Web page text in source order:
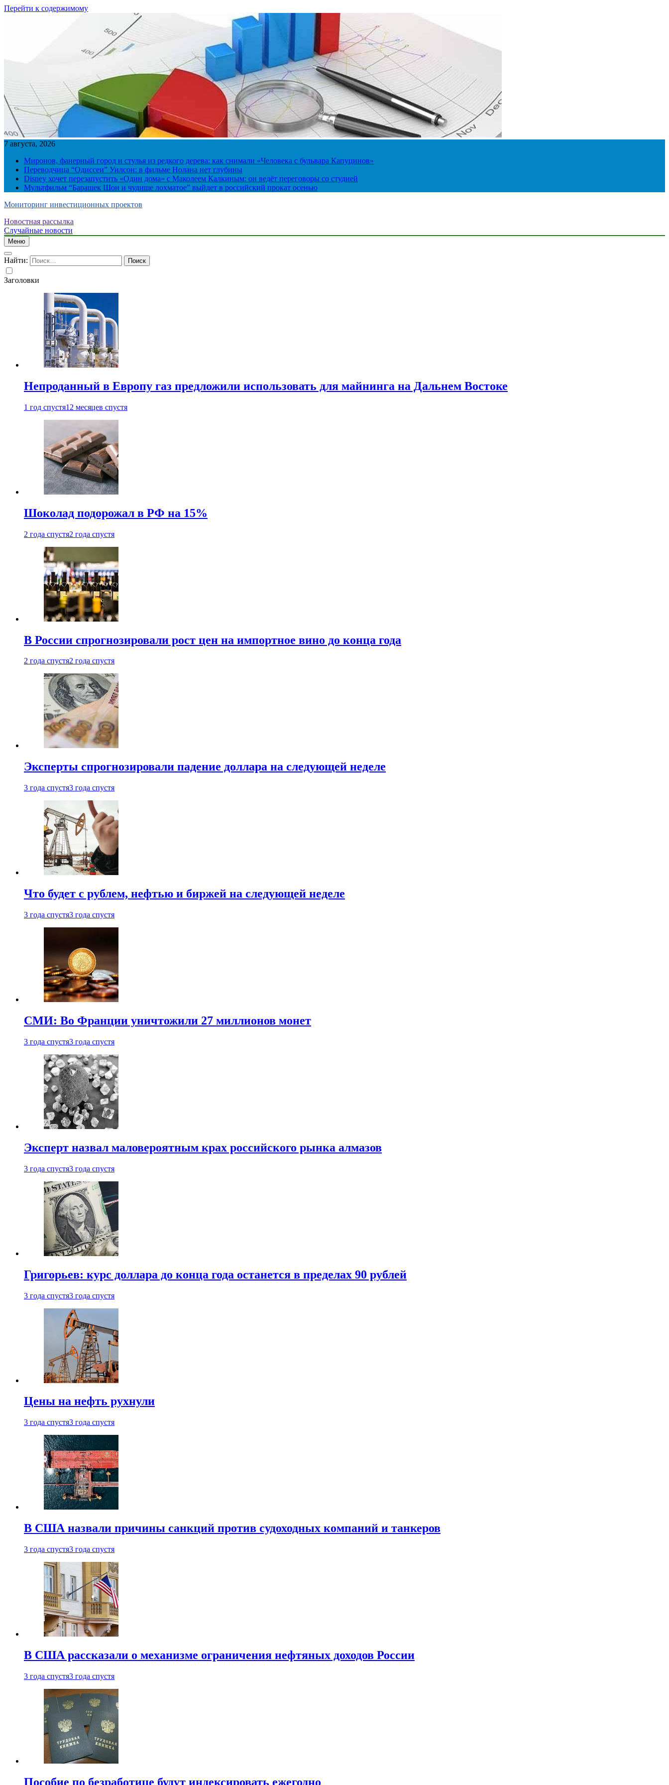
Перейти к содержимому
7 августа, 2026
Миронов, фанерный город и стулья из редкого дерева: как снимали «Человека с бульвара Капуцинов»
Переводчица “Одиссеи” Уилсон: в фильме Нолана нет глубины
Disney хочет перезапустить «Один дома» с Маколеем Калкиным: он ведёт переговоры со студией
Мультфильм “Барашек Шон и чудище лохматое” выйдет в российский прокат осенью
Мониторинг инвестиционных проектов
Новостная рассылка
Случайные новости
Меню
Найти:
Заголовки
Непроданный в Европу газ предложили использовать для майнинга на Дальнем Востоке
1 год спустя12 месяцев спустя
Шоколад подорожал в РФ на 15%
2 года спустя2 года спустя
В России спрогнозировали рост цен на импортное вино до конца года
2 года спустя2 года спустя
Эксперты спрогнозировали падение доллара на следующей неделе
3 года спустя3 года спустя
Что будет с рублем, нефтью и биржей на следующей неделе
3 года спустя3 года спустя
СМИ: Во Франции уничтожили 27 миллионов монет
3 года спустя3 года спустя
Эксперт назвал маловероятным крах российского рынка алмазов
3 года спустя3 года спустя
Григорьев: курс доллара до конца года останется в пределах 90 рублей
3 года спустя3 года спустя
Цены на нефть рухнули
3 года спустя3 года спустя
В США назвали причины санкций против судоходных компаний и танкеров
3 года спустя3 года спустя
В США рассказали о механизме ограничения нефтяных доходов России
3 года спустя3 года спустя
Пособие по безработице будут индексировать ежегодно